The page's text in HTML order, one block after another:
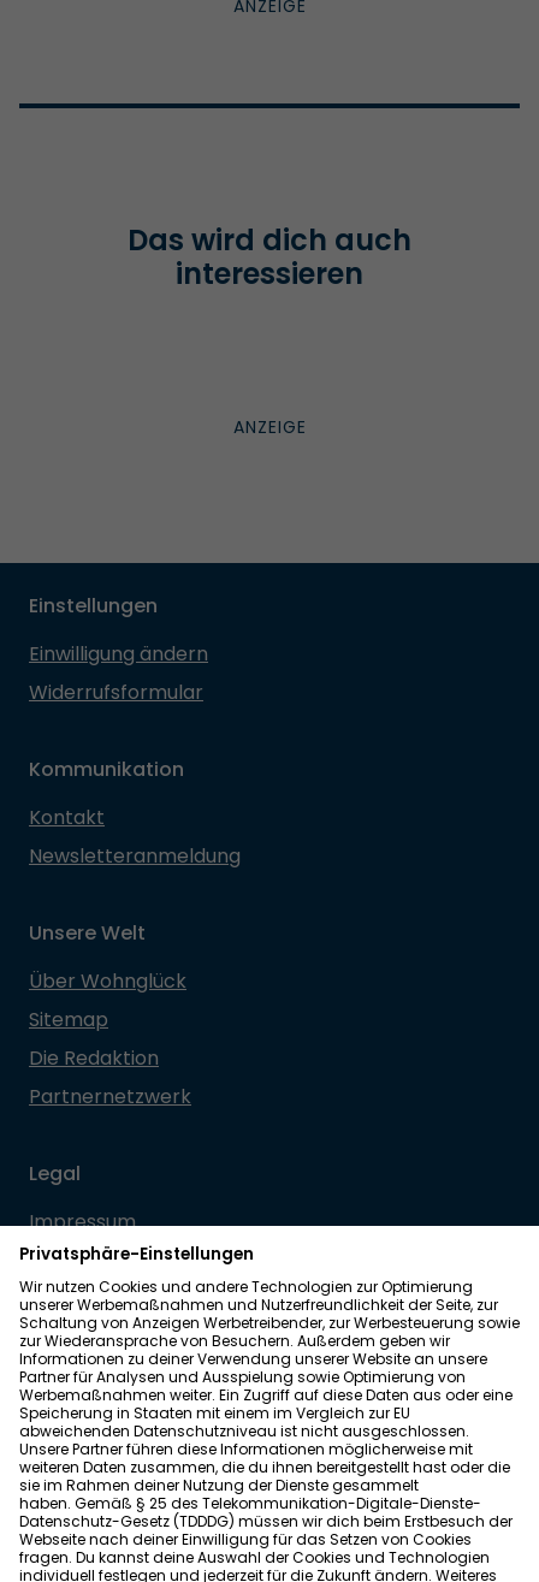
Das wird dich auch
interessieren
Einstellungen
Einwilligung ändern
Widerrufsformular
Kommunikation
Kontakt
Newsletteranmeldung
Unsere Welt
Über Wohnglück
Sitemap
Die Redaktion
Partnernetzwerk
Legal
Impressum
Datenschutz
Allgemeine Geschäftsbedingungen
Barrierefreiheit